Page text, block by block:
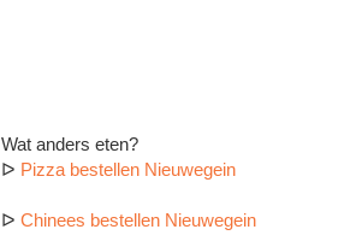
Wat anders eten?
ᐅ Pizza bestellen Nieuwegein
ᐅChinees bestellen Nieuwegein